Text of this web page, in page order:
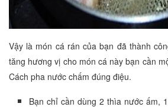
Vậy là món cá rán của bạn đã thành
tăng hương vị cho món cá này bạn cần
Cách pha nước chấm đúng điệu.
Bạn chỉ cần dùng 2 thìa nước ấm,